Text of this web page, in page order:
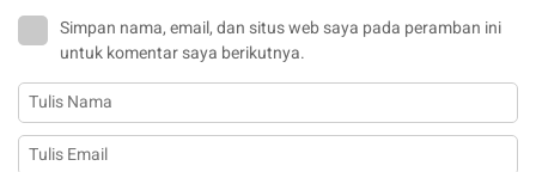
Simpan nama, email, dan situs web saya pada peramban ini
untuk komentar saya berikutnya.